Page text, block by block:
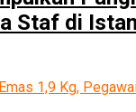
Staf di